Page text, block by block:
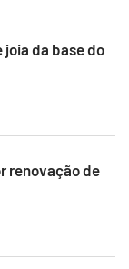
joia da base do
renovação de